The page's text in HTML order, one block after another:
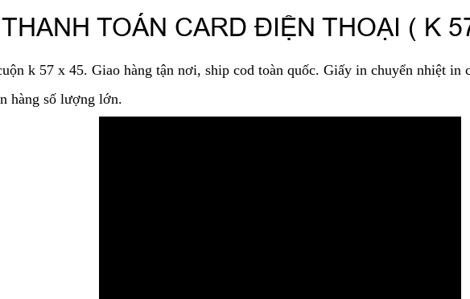
TOÁN CARD ĐIỆN THOẠI ( K
k 57 x 45. Giao hàng tận nơi, ship cod toàn quốc. Giấy in chuyển nhiệt
hàng số lượng lớn.